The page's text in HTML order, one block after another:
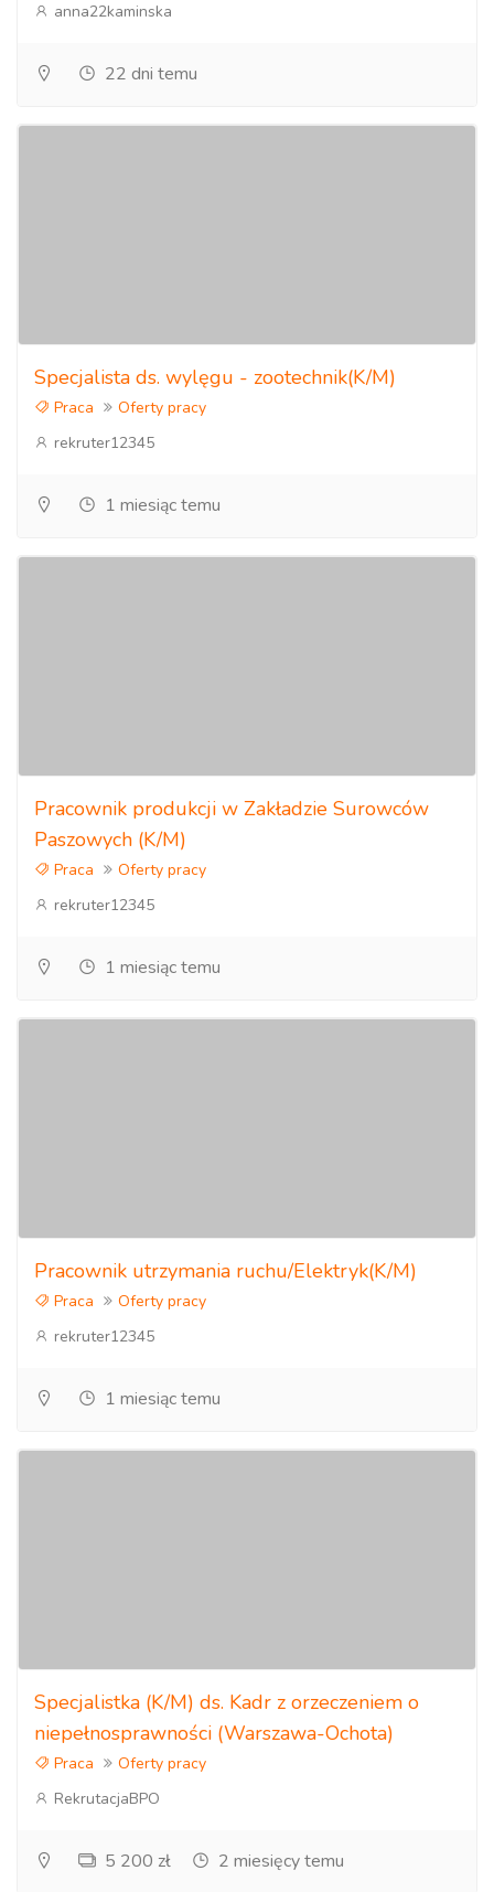
anna22kaminska
22 dni temu
Specjalista ds. wylęgu - zootechnik(K/M)
Praca
Oferty pracy
rekruter12345
1 miesiąc temu
Pracownik produkcji w Zakładzie Surowców
Paszowych (K/M)
Praca
Oferty pracy
rekruter12345
1 miesiąc temu
Pracownik utrzymania ruchu/Elektryk(K/M)
Praca
Oferty pracy
rekruter12345
1 miesiąc temu
Specjalistka (K/M) ds. Kadr z orzeczeniem o
niepełnosprawności (Warszawa-Ochota)
Praca
Oferty pracy
RekrutacjaBPO
5 200 zł 2 miesięcy temu